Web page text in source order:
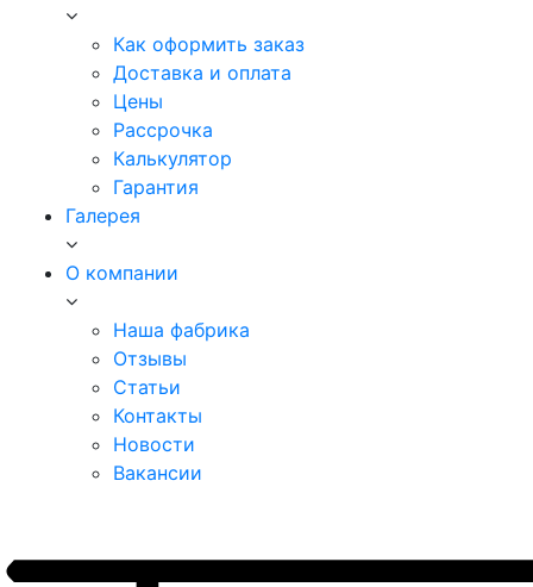
Как оформить заказ
Доставка и оплата
Цены
Рассрочка
Калькулятор
Гарантия
Галерея
О компании
Наша фабрика
Отзывы
Статьи
Контакты
Новости
Вакансии